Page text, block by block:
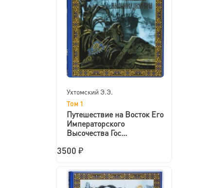
Ухтомский Э.Э.
Том 1
Путешествие на Восток Его
Императорского
Высочества Гос...
3500 ₽